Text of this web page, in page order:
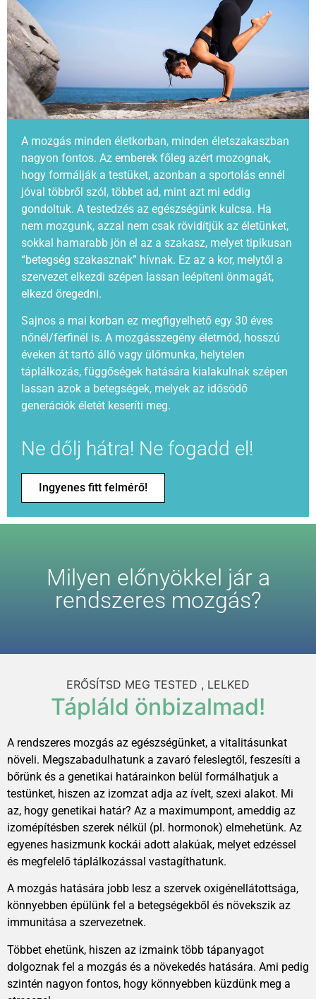
A mozgás minden életkorban, minden életszakaszban
nagyon fontos. Az emberek főleg azért mozognak,
hogy formálják a testüket, azonban a sportolás ennél
jóval többről szól, többet ad, mint azt mi eddig
gondoltuk. A testedzés az egészségünk kulcsa. Ha
nem mozgunk, azzal nem csak rövidítjük az életünket,
sokkal hamarabb jön el az a szakasz, melyet tipikusan
“betegség szakasznak” hívnak. Ez az a kor, melytől a
szervezet elkezdi szépen lassan leépíteni önmagát,
elkezd öregedni.
Sajnos a mai korban ez megfigyelhető egy 30 éves
nőnél/férfinél is. A mozgásszegény életmód, hosszú
éveken át tartó álló vagy ülőmunka, helytelen
táplálkozás, függőségek hatására kialakulnak szépen
lassan azok a betegségek, melyek az idősödő
generációk életét keseríti meg.
Ne dőlj hátra! Ne fogadd el!
Ingyenes fitt felmérő!
Milyen előnyökkel jár a
rendszeres mozgás?
ERŐSÍTSD MEG TESTED , LELKED
Tápláld önbizalmad!
A rendszeres mozgás az egészségünket, a vitalitásunkat
növeli. Megszabadulhatunk a zavaró feleslegtől, feszesíti a
bőrünk és a genetikai határainkon belül formálhatjuk a
testünket, hiszen az izomzat adja az ívelt, szexi alakot. Mi
az, hogy genetikai határ? Az a maximumpont, ameddig az
izomépítésben szerek nélkül (pl. hormonok) elmehetünk. Az
egyenes hasizmunk kockái adott alakúak, melyet edzéssel
és megfelelő táplálkozással vastagíthatunk.
A mozgás hatására jobb lesz a szervek oxigénellátottsága,
könnyebben épülünk fel a betegségekből és növekszik az
immunitása a szervezetnek.
Többet ehetünk, hiszen az izmaink több tápanyagot
dolgoznak fel a mozgás és a növekedés hatására. Ami pedig
szintén nagyon fontos, hogy könnyebben küzdünk meg a